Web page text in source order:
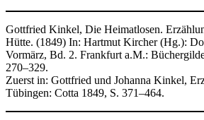
Gottfried Kinkel, Die Heimatlosen.
Hütte. (1849) In: Hartmut Kircher (Hg.):
Vormärz, Bd. 2. Frankfurt a.M.:
270–329.
Zuerst in: Gottfried und Johanna Kinkel,
Tübingen: Cotta 1849, S. 371–464.